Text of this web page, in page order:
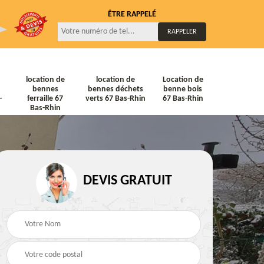
ÊTRE RAPPELÉ
location de
bennes
ferraille 67
Bas-Rhin
location de
bennes déchets
verts 67 Bas-Rhin
Location de
benne bois
67 Bas-Rhin
Location de bennes à
gravats 67 Bas-Rhin
Location de bennes
Tout venant 67 Bas-
DEVIS GRATUIT